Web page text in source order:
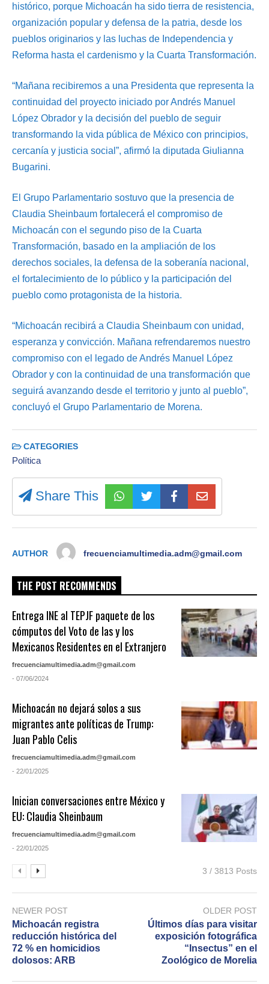
histórico, porque Michoacán ha sido tierra de resistencia,
organización popular y defensa de la patria, desde los
pueblos originarios y las luchas de Independencia y
Reforma hasta el cardenismo y la Cuarta Transformación.
“Mañana recibiremos a una Presidenta que representa la
continuidad del proyecto iniciado por Andrés Manuel
López Obrador y la decisión del pueblo de seguir
transformando la vida pública de México con principios,
cercanía y justicia social”, afirmó la diputada Giulianna
Bugarini.
El Grupo Parlamentario sostuvo que la presencia de
Claudia Sheinbaum fortalecerá el compromiso de
Michoacán con el segundo piso de la Cuarta
Transformación, basado en la ampliación de los
derechos sociales, la defensa de la soberanía nacional,
el fortalecimiento de lo público y la participación del
pueblo como protagonista de la historia.
“Michoacán recibirá a Claudia Sheinbaum con unidad,
esperanza y convicción. Mañana refrendaremos nuestro
compromiso con el legado de Andrés Manuel López
Obrador y con la continuidad de una transformación que
seguirá avanzando desde el territorio y junto al pueblo”,
concluyó el Grupo Parlamentario de Morena.
CATEGORIES
Política
Share This
AUTHOR frecuenciamultimedia.adm@gmail.com
THE POST RECOMMENDS
Entrega INE al TEPJF paquete de los
cómputos del Voto de las y los
Mexicanos Residentes en el Extranjero
frecuenciamultimedia.adm@gmail.com
- 07/06/2024
Michoacán no dejará solos a sus
migrantes ante políticas de Trump:
Juan Pablo Celis
frecuenciamultimedia.adm@gmail.com
- 22/01/2025
Inician conversaciones entre México y
EU: Claudia Sheinbaum
frecuenciamultimedia.adm@gmail.com
- 22/01/2025
3 / 3813 Posts
NEWER POST
Michoacán registra
reducción histórica del
72 % en homicidios
dolosos: ARB
OLDER POST
Últimos días para visitar
exposición fotográfica
“Insectus” en el
Zoológico de Morelia